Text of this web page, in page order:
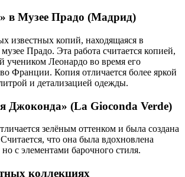
в Музее Прадо (Мадрид)
известных копий, находящаяся в
Прадо. Эта работа считается копией,
учеником Леонардо во время его
Франции. Копия отличается более яркой
и детализацией одежды.
Джоконда» (La Gioconda Verde)
зелёным оттенком и была создана
что она была вдохновлена
с элементами барочного стиля.
коллекциях